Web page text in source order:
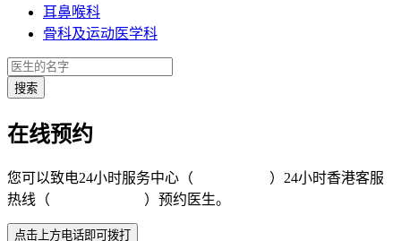
耳鼻喉科
骨科及运动医学科
在线预约
您可以致电24小时服务中心（
）24小时香港客服
热线（
）预约医生。